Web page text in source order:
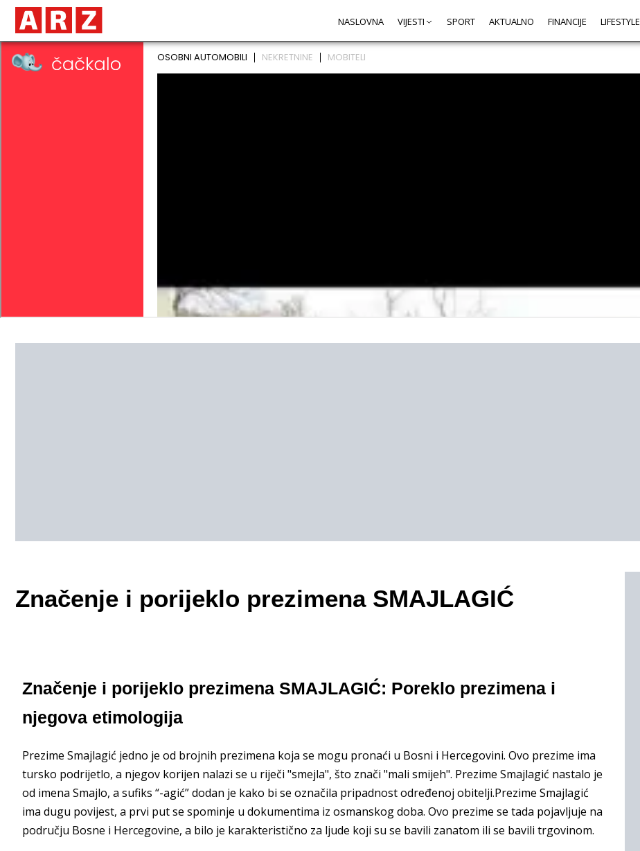
NASLOVNA VIJESTI SPORT AKTUALNO FINANCIJE LIFESTYLE
Značenje i porijeklo prezimena SMAJLAGIĆ
Značenje i porijeklo prezimena SMAJLAGIĆ: Poreklo prezimena i
njegova etimologija
Prezime Smajlagić jedno je od brojnih prezimena koja se mogu pronaći u Bosni i Hercegovini. Ovo prezime ima
tursko podrijetlo, a njegov korijen nalazi se u riječi "smejla", što znači "mali smijeh". Prezime Smajlagić nastalo je
od imena Smajlo, a sufiks “-agić” dodan je kako bi se označila pripadnost određenoj obitelji.Prezime Smajlagić
ima dugu povijest, a prvi put se spominje u dokumentima iz osmanskog doba. Ovo prezime se tada pojavljuje na
području Bosne i Hercegovine, a bilo je karakteristično za ljude koji su se bavili zanatom ili se bavili trgovinom.